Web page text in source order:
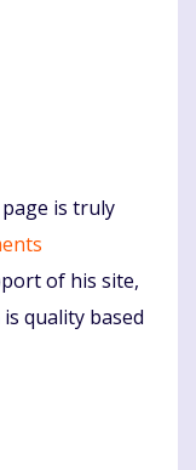
is truly
of his site,
quality based